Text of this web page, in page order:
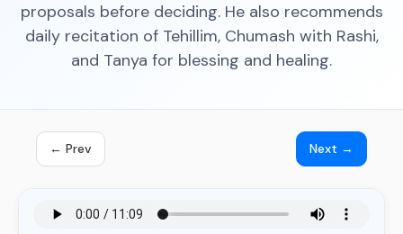
proposals before deciding. He also recommends
daily recitation of Tehillim, Chumash with Rashi,
and Tanya for blessing and healing.
← Prev Next →